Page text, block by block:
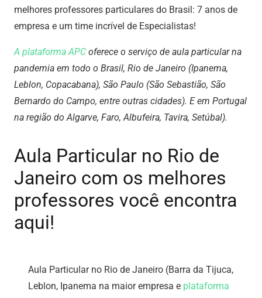
melhores professores particulares do Brasil: 7 anos de
empresa e um time incrível de Especialistas!
A plataforma APC oferece o serviço de aula particular na
pandemia em todo o Brasil, Rio de Janeiro (Ipanema,
Leblon, Copacabana), São Paulo (São Sebastião, São
Bernardo do Campo, entre outras cidades). E em Portugal
na região do Algarve, Faro, Albufeira, Tavira, Setúbal).
Aula Particular no Rio de
Janeiro com os melhores
professores você encontra
aqui!
Aula Particular no Rio de Janeiro (Barra da Tijuca,
Leblon, Ipanema na maior empresa e plataforma